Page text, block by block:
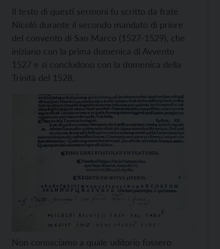
Il testo di questi sermoni fu scritto da frate
Nicolò durante il secondo mandato di priore
del convento di San Marco (1527-1529), che
iniziano con la prima domenica di Avvento
1527 e si concludono con la domenica della
Trinità del 1528.
Non conosciamo a quale uditorio fossero